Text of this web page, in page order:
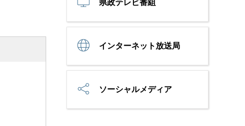
県政テレビ番組
インターネット放送局
ソーシャルメディア